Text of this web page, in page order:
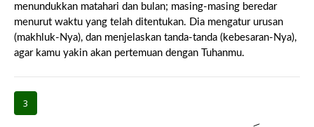
menundukkan matahari dan bulan; masing-masing beredar
menurut waktu yang telah ditentukan. Dia mengatur urusan
(makhluk-Nya), dan menjelaskan tanda-tanda (kebesaran-Nya),
agar kamu yakin akan pertemuan dengan Tuhanmu.
3